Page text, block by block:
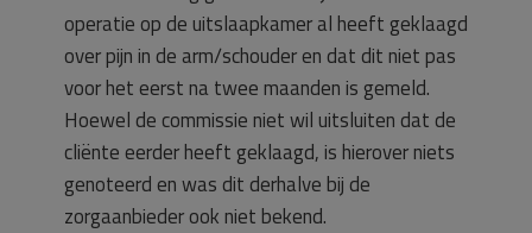
operatie op de uitslaapkamer al heeft geklaagd
over pijn in de arm/schouder en dat dit niet pas
voor het eerst na twee maanden is gemeld.
Hoewel de commissie niet wil uitsluiten dat de
cliënte eerder heeft geklaagd, is hierover niets
genoteerd en was dit derhalve bij de
zorgaanbieder ook niet bekend.